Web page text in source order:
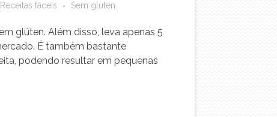
Receitas fáceis Sem gluten
glúten. Além disso, leva apenas 5
É também bastante
podendo resultar em pequenas